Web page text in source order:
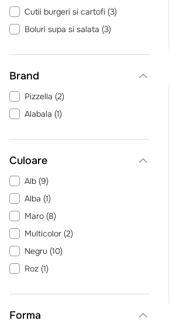
Cutii burgeri si cartofi (3)
Boluri supa si salata (3)
Coltare si pungi hartie
Brand
Pizzella (2)
Alabala (1)
Culoare
Alb (9)
Alba (1)
Maro (8)
Multicolor (2)
Negru (10)
Roz (1)
Forma